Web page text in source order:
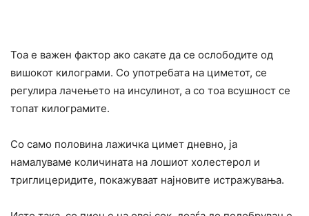
Тоа е важен фактор ако сакате да се ослободите од
вишокот килограми. Со употребата на циметот, се
регулира лачењето на инсулинот, а со тоа всушност се
топат килограмите.
Со само половина лажичка цимет дневно, ја
намалуваме количината на лошиот холестерол и
триглицеридите, покажуваат најновите истражувања.